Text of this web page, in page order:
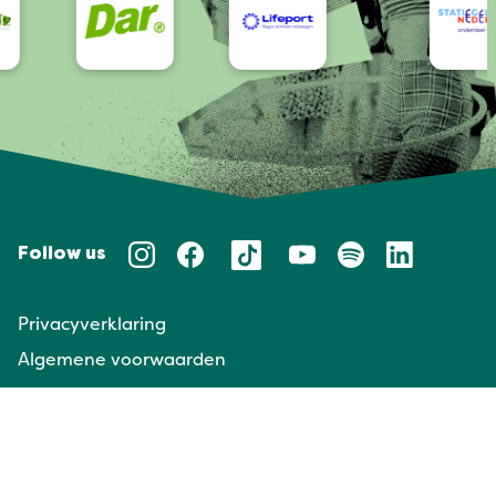
Follow us
Privacyverklaring
Algemene voorwaarden
Huisregels